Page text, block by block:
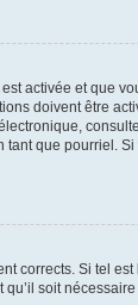
activée et que
doivent être
que pourriel.
corrects. Si tel
soit nécessaire